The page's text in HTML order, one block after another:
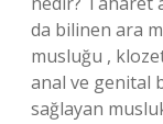
da bilinen ara
musluğu ,
anal ve genital
sağlayan